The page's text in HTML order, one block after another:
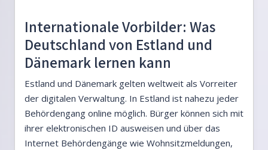
Internationale Vorbilder: Was
Deutschland von Estland und
Dänemark lernen kann
Estland und Dänemark gelten weltweit als Vorreiter
der digitalen Verwaltung. In Estland ist nahezu jeder
Behördengang online möglich. Bürger können sich mit
ihrer elektronischen ID ausweisen und über das
Internet Behördengänge wie Wohnsitzmeldungen,